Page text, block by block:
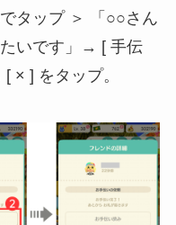
タップ ＞ 「○○さん
いです」→ [ 手伝
× ] をタップ。